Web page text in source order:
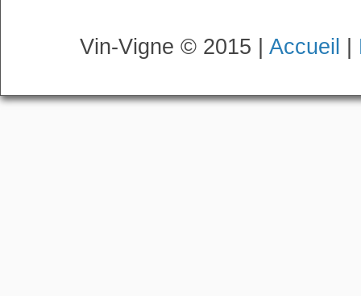
Vin-Vigne © 2015 | Accueil